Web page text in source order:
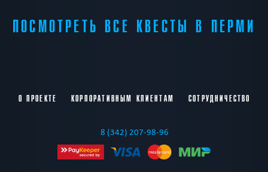
ПОСМОТРЕТЬ ВСЕ КВЕСТЫ В ПЕРМИ
О ПРОЕКТЕ КОРПОРАТИВНЫМ КЛИЕНТАМ СОТРУДНИЧЕСТВО
8 (342) 207-98-96